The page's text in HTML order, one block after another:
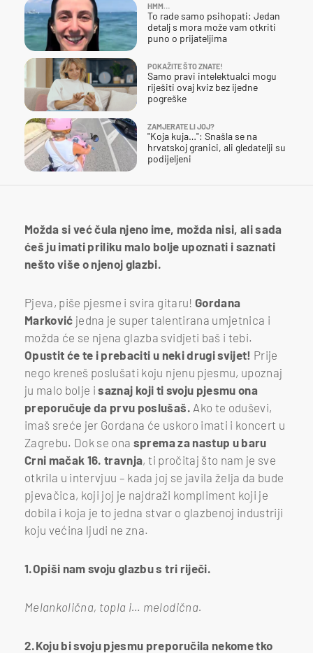
HMM…
To rade samo psihopati: Jedan
detalj s mora može vam otkriti
puno o prijateljima
POKAŽITE ŠTO ZNATE!
Samo pravi intelektualci mogu
riješiti ovaj kviz bez ijedne
pogreške
ZAMJERATE LI JOJ?
"Koja kuja…": Snašla se na
hrvatskoj granici, ali gledatelji su
podijeljeni
Možda si već čula njeno ime, možda nisi, ali sada
ćeš ju imati priliku malo bolje upoznati i saznati
nešto više o njenoj glazbi.
Pjeva, piše pjesme i svira gitaru! Gordana
Marković jedna je super talentirana umjetnica i
možda će se njena glazba svidjeti baš i tebi.
Opustit će te i prebaciti u neki drugi svijet! Prije
nego kreneš poslušati koju njenu pjesmu, upoznaj
ju malo bolje isaznaj koji ti svoju pjesmu ona
preporučuje da prvu poslušaš. Ako te oduševi,
imaš sreće jer Gordana će uskoro imati i koncert u
Zagrebu. Dok se ona sprema za nastup u baru
Crni mačak 16. travnja, ti pročitaj što nam je sve
otkrila u intervjuu – kada joj se javila želja da bude
pjevačica, koji joj je najdraži kompliment koji je
dobila i koja je to jedna stvar o glazbenoj industriji
koju većina ljudi ne zna.
1.Opiši nam svoju glazbu s tri riječi.
Melankolična, topla i… melodična.
2.Koju bi svoju pjesmu preporučila nekome tko